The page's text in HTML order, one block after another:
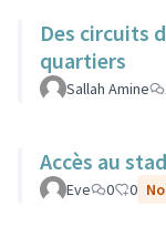
Des circuits
quartiers
Sallah Amine
Accès au
Eve 0 0